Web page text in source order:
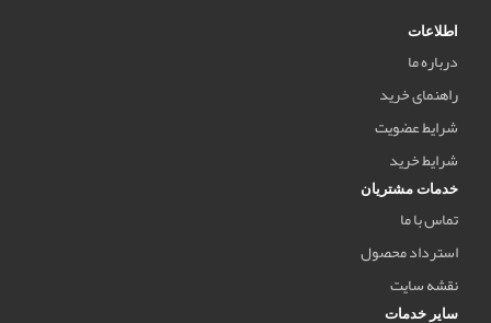
اطلاعات
درباره ما
راهنمای خرید
شرایط عضویت
شرایط خرید
خدمات مشتریان
تماس با ما
استرداد محصول
نقشه سایت
سایر خدمات